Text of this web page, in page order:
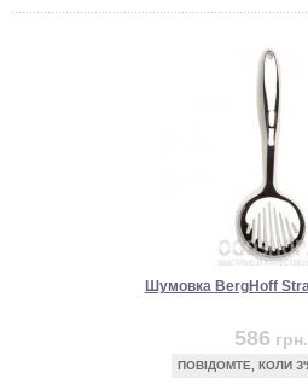
Шумовка BergHoff
586 грн.
ПОВІДОМТЕ, КОЛИ